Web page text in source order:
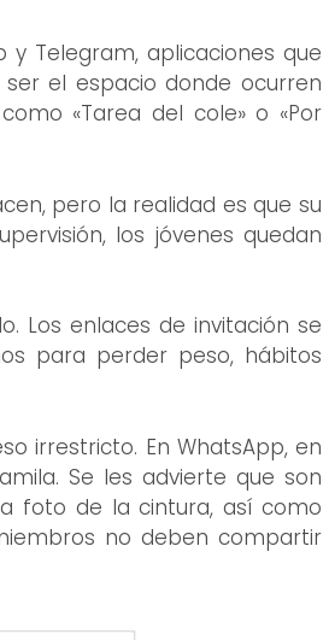
Telegram, aplicaciones que
el espacio donde ocurren
«Tarea del cole» o «Por
pero la realidad es que su
los jóvenes quedan
Los enlaces de invitación se
para perder peso, hábitos
irrestricto. En WhatsApp, en
Se les advierte que son
foto de la cintura, así como
no deben compartir